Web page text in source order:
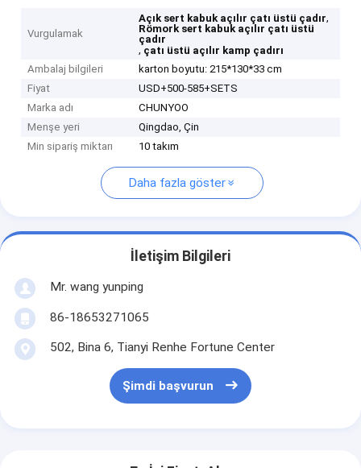
Vurgulamak
Açık sert kabuk açılır çatı üstü çadır,
Römork sert kabuk açılır çatı üstü
çadır
, çatı üstü açılır kamp çadırı
Ambalaj bilgileri
karton boyutu: 215*130*33 cm
Fiyat
USD+500-585+SETS
Marka adı
CHUNYOO
Menşe yeri
Qingdao, Çin
Min sipariş miktarı
10 takım
Daha fazla göster
İletişim Bilgileri
Mr. wang yunping
86-18653271065
502, Bina 6, Tianyi Renhe Fortune Center
Şimdi başvurun